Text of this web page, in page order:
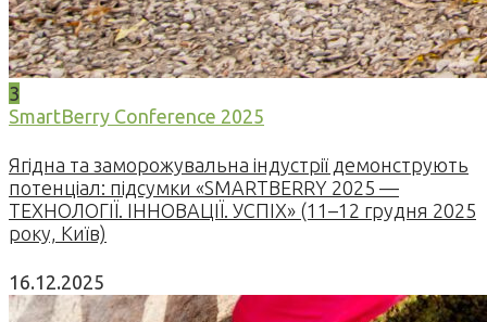
3
SmartBerry Conference 2025
Ягідна та заморожувальна індустрії демонструють
потенціал: підсумки «SMARTBERRY 2025 —
ТЕХНОЛОГІЇ. ІННОВАЦІЇ. УСПІХ» (11–12 грудня 2025
року, Київ)
16.12.2025